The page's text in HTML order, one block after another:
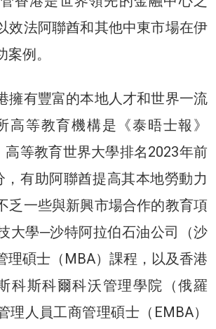
效法阿聯酋和其他中東市場在伊
例。
擁有豐富的本地人才和世界一流
高等教育機構是《泰晤士報》
高等教育世界大學排名2023年前
，有助阿聯酋提高其本地勞動力
乏一些與新興市場合作的教育項
大學─沙特阿拉伯石油公司（沙
理碩士（MBA）課程，以及香港
科斯科爾科沃管理學院（俄羅
理人員工商管理碩士（EMBA）